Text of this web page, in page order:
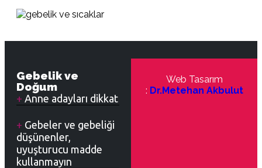
Gebelik ve
Doğum
Anne adayları dikkat
Gebeler ve gebeliği
düşünenler,
uyuşturucu madde
kullanmayın
Web Tasarım
: Dr.Metehan Akbulut